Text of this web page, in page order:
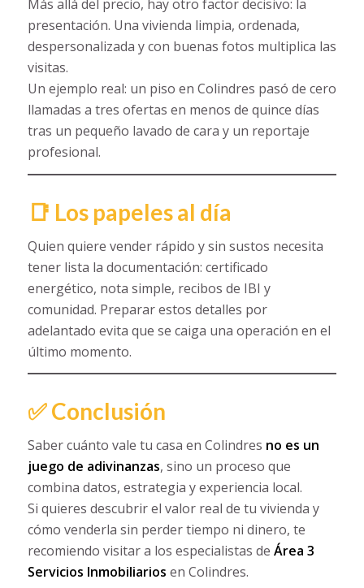
Más allá del precio, hay otro factor decisivo: la
presentación. Una vivienda limpia, ordenada,
despersonalizada y con buenas fotos multiplica las
visitas.
Un ejemplo real: un piso en Colindres pasó de cero
llamadas a tres ofertas en menos de quince días
tras un pequeño lavado de cara y un reportaje
profesional.
📑 Los papeles al día
Quien quiere vender rápido y sin sustos necesita
tener lista la documentación: certificado
energético, nota simple, recibos de IBI y
comunidad. Preparar estos detalles por
adelantado evita que se caiga una operación en el
último momento.
✅ Conclusión
Saber cuánto vale tu casa en Colindres no es un
juego de adivinanzas, sino un proceso que
combina datos, estrategia y experiencia local.
Si quieres descubrir el valor real de tu vivienda y
cómo venderla sin perder tiempo ni dinero, te
recomiendo visitar a los especialistas de Área 3
Servicios Inmobiliarios en Colindres.